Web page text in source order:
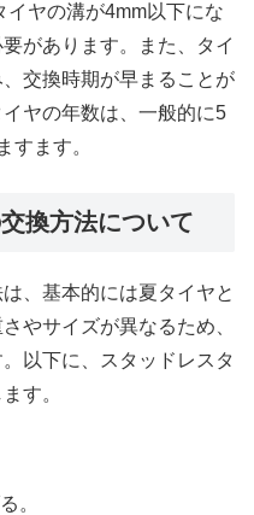
イヤの溝が4mm以下にな
があります。また、タイ
交換時期が早まることが
ヤの年数は、一般的に5
すます。
換方法について
、基本的には夏タイヤと
やサイズが異なるため、
以下に、スタッドレスタ
す。
。